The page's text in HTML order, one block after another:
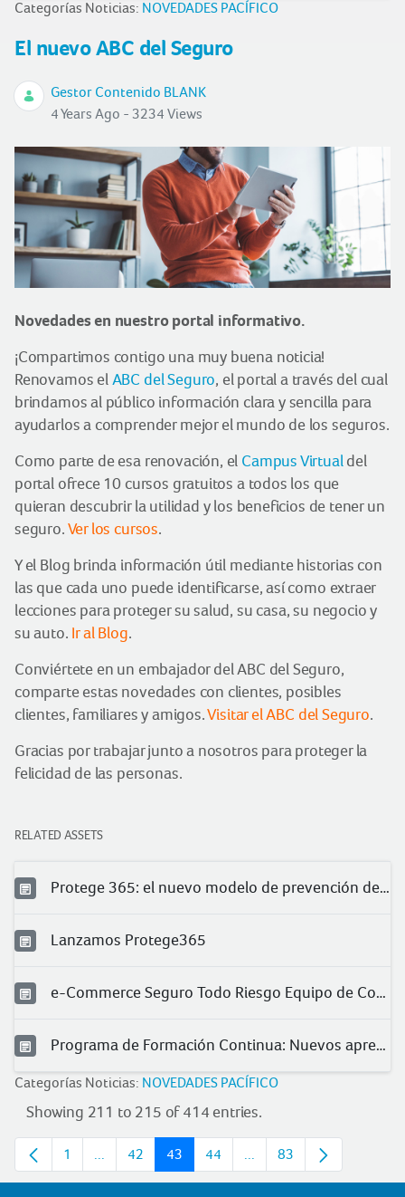
Categorías Noticias: NOVEDADES PACÍFICO
El nuevo ABC del Seguro
Gestor Contenido BLANK
4 Years Ago - 3234 Views
Novedades en nuestro portal informativo.
¡Compartimos contigo una muy buena noticia!
Renovamos el ABC del Seguro, el portal a través del cual
brindamos al público información clara y sencilla para
ayudarlos a comprender mejor el mundo de los seguros.
Como parte de esa renovación, el Campus Virtualdel
portal ofrece 10 cursos gratuitos a todos los que
quieran descubrir la utilidad y los beneficios de tener un
seguro. Ver los cursos.
Y el Blog brinda información útil mediante historias con
las que cada uno puede identificarse, así como extraer
lecciones para proteger su salud, su casa, su negocio y
su auto. Ir al Blog.
Conviértete en un embajador del ABC del Seguro,
comparte estas novedades con clientes, posibles
clientes, familiares y amigos.Visitar el ABC del Seguro.
Gracias por trabajar junto a nosotros para proteger la
felicidad de las personas.
RELATED ASSETS
Protege 365: el nuevo modelo de prevención de Pacífico
Lanzamos Protege365
e-Commerce Seguro Todo Riesgo Equipo de Contratista (TREC)
Programa de Formación Continua: Nuevos aprendizajes para nuestros clientes
Categorías Noticias: NOVEDADES PACÍFICO
Showing 211 to 215 of 414 entries.
Page
1 ...Intermediate pages
Page
42 Page
43 Page
44 ...Intermediate pages
Page
83